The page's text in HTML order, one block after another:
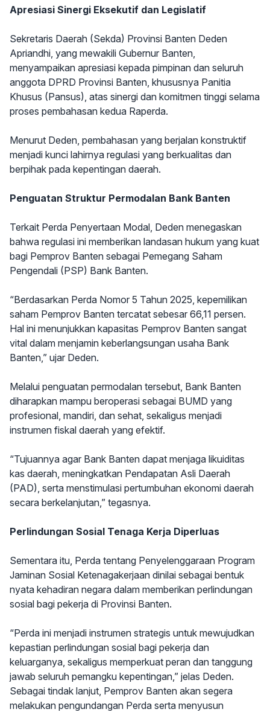
Apresiasi Sinergi Eksekutif dan Legislatif
Sekretaris Daerah (Sekda) Provinsi Banten Deden
Apriandhi, yang mewakili Gubernur Banten,
menyampaikan apresiasi kepada pimpinan dan seluruh
anggota DPRD Provinsi Banten, khususnya Panitia
Khusus (Pansus), atas sinergi dan komitmen tinggi selama
proses pembahasan kedua Raperda.
Menurut Deden, pembahasan yang berjalan konstruktif
menjadi kunci lahirnya regulasi yang berkualitas dan
berpihak pada kepentingan daerah.
Penguatan Struktur Permodalan Bank Banten
Terkait Perda Penyertaan Modal, Deden menegaskan
bahwa regulasi ini memberikan landasan hukum yang kuat
bagi Pemprov Banten sebagai Pemegang Saham
Pengendali (PSP) Bank Banten.
“Berdasarkan Perda Nomor 5 Tahun 2025, kepemilikan
saham Pemprov Banten tercatat sebesar 66,11 persen.
Hal ini menunjukkan kapasitas Pemprov Banten sangat
vital dalam menjamin keberlangsungan usaha Bank
Banten,” ujar Deden.
Melalui penguatan permodalan tersebut, Bank Banten
diharapkan mampu beroperasi sebagai BUMD yang
profesional, mandiri, dan sehat, sekaligus menjadi
instrumen fiskal daerah yang efektif.
“Tujuannya agar Bank Banten dapat menjaga likuiditas
kas daerah, meningkatkan Pendapatan Asli Daerah
(PAD), serta menstimulasi pertumbuhan ekonomi daerah
secara berkelanjutan,” tegasnya.
Perlindungan Sosial Tenaga Kerja Diperluas
Sementara itu, Perda tentang Penyelenggaraan Program
Jaminan Sosial Ketenagakerjaan dinilai sebagai bentuk
nyata kehadiran negara dalam memberikan perlindungan
sosial bagi pekerja di Provinsi Banten.
“Perda ini menjadi instrumen strategis untuk mewujudkan
kepastian perlindungan sosial bagi pekerja dan
keluarganya, sekaligus memperkuat peran dan tanggung
jawab seluruh pemangku kepentingan,” jelas Deden.
Sebagai tindak lanjut, Pemprov Banten akan segera
melakukan pengundangan Perda serta menyusun